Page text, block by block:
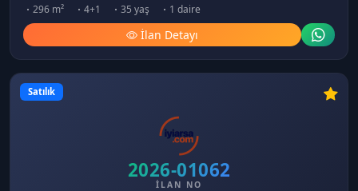
296 m² 4+1 35 yaş 1 daire
İlan Detayı
2026-01062
İLAN NO
Satılık